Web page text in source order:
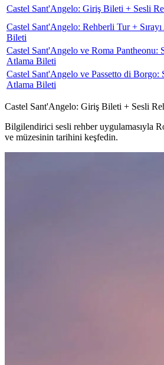
Castel Sant'Angelo: Giriş Bileti + Sesli
Castel Sant'Angelo: Rehberli Tur +
Bileti
Castel Sant'Angelo ve Roma Pantheonu:
Atlama Bileti
Castel Sant'Angelo ve Passetto di Borgo:
Atlama Bileti
Castel Sant'Angelo: Giriş Bileti + Sesli
Bilgilendirici sesli rehber uygulamasıyla
ve müzesinin tarihini keşfedin.